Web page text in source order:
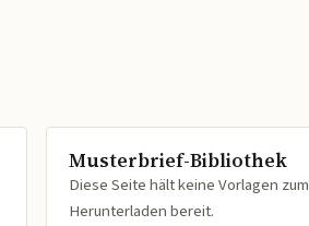
Musterbrief-Bibliothek
Diese Seite hält keine Vorlagen zum
Herunterladen bereit.